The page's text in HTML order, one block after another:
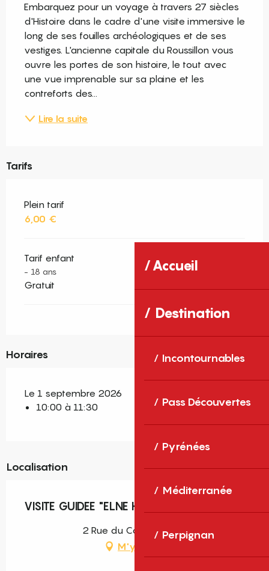
Accueil
Destination
Incontournables
Pass Découvertes
Pyrénées
Méditerranée
Perpignan
Embarquez pour un voyage à travers 27 siècles
d'Histoire dans le cadre d'une visite immersive le
long de ses fouilles archéologiques et de ses
vestiges. L'ancienne capitale du Roussillon vous
ouvre les portes de son histoire, le tout avec
une vue imprenable sur sa plaine et les
contreforts des...
Lire la suite
Tarifs
Plein tarif
6,00 €
Tarif enfant
- 18 ans
Gratuit
Horaires
Le 1 septembre 2026
10:00 à 11:30
Localisation
VISITE GUIDEE "ELNE HISTORIQUE"
2 Rue du Couvent, Elne
M'y rendre